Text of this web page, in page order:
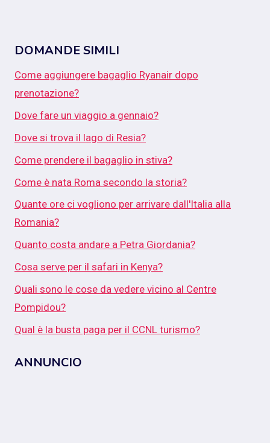
DOMANDE SIMILI
Come aggiungere bagaglio Ryanair dopo
prenotazione?
Dove fare un viaggio a gennaio?
Dove si trova il lago di Resia?
Come prendere il bagaglio in stiva?
Come è nata Roma secondo la storia?
Quante ore ci vogliono per arrivare dall'Italia alla
Romania?
Quanto costa andare a Petra Giordania?
Cosa serve per il safari in Kenya?
Quali sono le cose da vedere vicino al Centre
Pompidou?
Qual è la busta paga per il CCNL turismo?
ANNUNCIO